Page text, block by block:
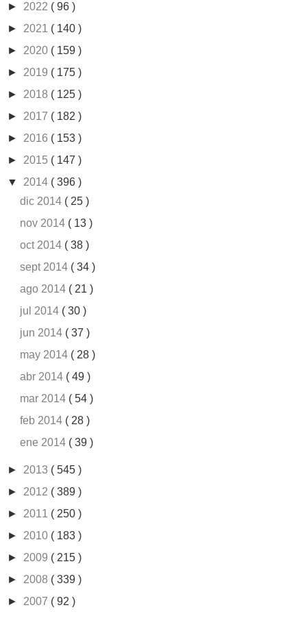
► 2022 ( 96 )
► 2021 ( 140 )
► 2020 ( 159 )
► 2019 ( 175 )
► 2018 ( 125 )
► 2017 ( 182 )
► 2016 ( 153 )
► 2015 ( 147 )
▼ 2014 ( 396 )
dic 2014 ( 25 )
nov 2014 ( 13 )
oct 2014 ( 38 )
sept 2014 ( 34 )
ago 2014 ( 21 )
jul 2014 ( 30 )
jun 2014 ( 37 )
may 2014 ( 28 )
abr 2014 ( 49 )
mar 2014 ( 54 )
feb 2014 ( 28 )
ene 2014 ( 39 )
► 2013 ( 545 )
► 2012 ( 389 )
► 2011 ( 250 )
► 2010 ( 183 )
► 2009 ( 215 )
► 2008 ( 339 )
► 2007 ( 92 )